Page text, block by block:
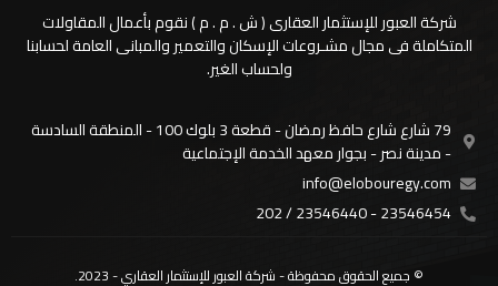
شركة العبور للإستثمار العقارى ( ش . م . م ) نقوم بأعمال المقاولات
المتكاملة فى مجال مشـروعات الإسكان والتعمير والمبانى العامة لحسابنا
ولحساب الغير.
79 شارع شارع حافظ رمضان - قطعة 3 بلوك 100 - المنطقة السادسة
- مدينة نصر - بجوار معهد الخدمة الإجتماعية
info@elobouregy.com
23546454 - 23546440 / 202
© جميع الحقوق محفوظة - شركة العبور للإستثمار العقاري - 2023.